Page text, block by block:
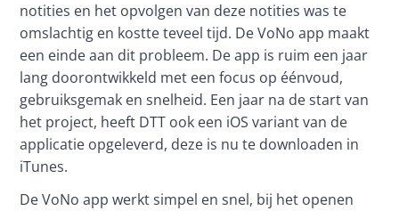
notities en het opvolgen van deze notities was te
omslachtig en kostte teveel tijd. De VoNo app maakt
een einde aan dit probleem. De app is ruim een jaar
lang doorontwikkeld met een focus op éénvoud,
gebruiksgemak en snelheid. Een jaar na de start van
het project, heeft DTT ook een iOS variant van de
applicatie opgeleverd, deze is nu te downloaden in
iTunes.
De VoNo app werkt simpel en snel, bij het openen